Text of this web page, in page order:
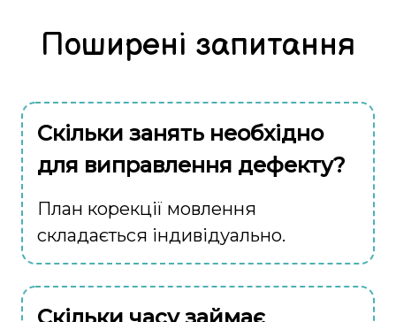
Поширені запитання
Скільки занять необхідно
для виправлення дефекту?
План корекції мовлення
складається індивідуально.